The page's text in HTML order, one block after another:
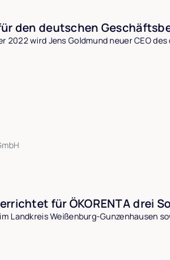
den deutschen
2022 wird Jens Goldmund neuer CEO
errichtet für ÖKORENTA drei
Landkreis Weißenburg-Gunzenhausen